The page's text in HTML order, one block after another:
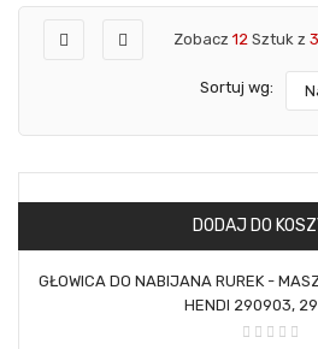
Zobacz 12 Sztuk z
Sortuj wg:
DODAJ DO
GŁOWICA DO NABIJANA RUREK -
HENDI 290903,